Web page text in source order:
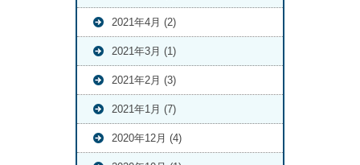
2021年4月 (2)
2021年3月 (1)
2021年2月 (3)
2021年1月 (7)
2020年12月 (4)